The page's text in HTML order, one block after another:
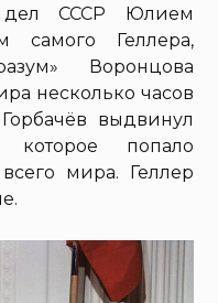
дел СССР Юлием
самого Геллера,
Воронцова
несколько часов
выдвинул
которое попало
мира. Геллер